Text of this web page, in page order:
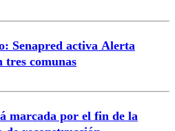
Senapred activa Alerta
tres comunas
marcada por el fin de la